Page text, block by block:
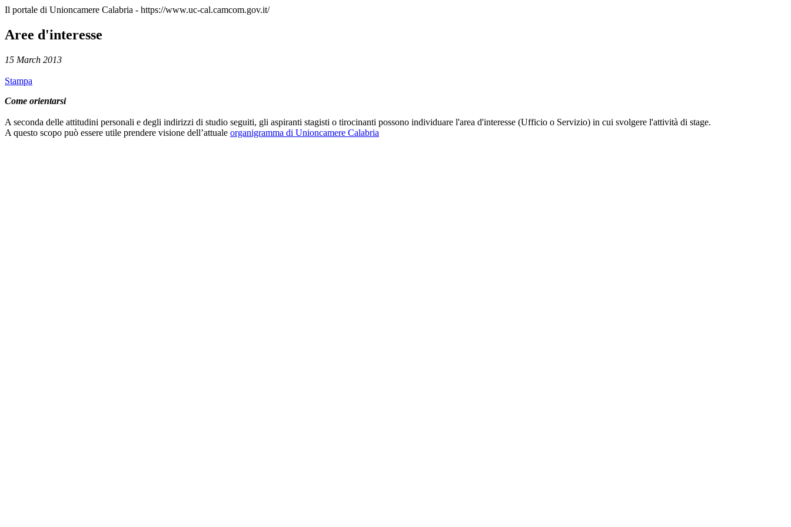
Il portale di Unioncamere Calabria - https://www.uc-cal.camcom.gov.it/
Aree d'interesse
15 March 2013
Stampa
Come orientarsi
A seconda delle attitudini personali e degli indirizzi di studio seguiti, gli aspiranti stagisti o tirocinanti possono individuare l'area d'interesse (Ufficio o Servizio) in cui svolgere l'attività di stage.
A questo scopo può essere utile prendere visione dell’attuale organigramma di Unioncamere Calabria